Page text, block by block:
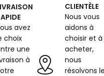
avez
choix
une
à
CLIENTÈLE
Nous vous
aidons à
choisir et à
acheter,
nous
résolvons